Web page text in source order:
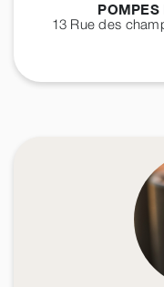
POMPES
13 Rue des